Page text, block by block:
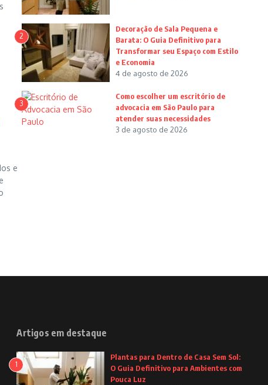
e
2
Decoração de Sala Pequena e
Barata: O Guia Definitivo para
Transformar seu Espaço com Estilo
e Economia
4 de agosto de 2026
3
Como escolher um escritório de
advocacia em São Paulo para
atender suas necessidades
3 de agosto de 2026
Artigos em destaque
1
Plantas para Dentro de Casa Sem Sol:
O Guia Definitivo para Ambientes com
Pouca Luz